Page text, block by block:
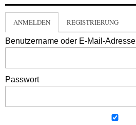
ANMELDEN REGISTRIERUNG
Benutzername oder E-Mail-Adresse
Passwort